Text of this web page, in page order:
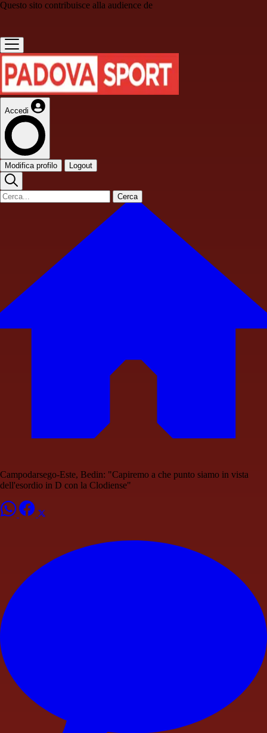
Questo sito contribuisce alla audience de
Accedi
Modifica profilo Logout
Cerca
Campodarsego-Este, Bedin: "Capiremo a che punto siamo in vista
dell'esordio in D con la Clodiense"